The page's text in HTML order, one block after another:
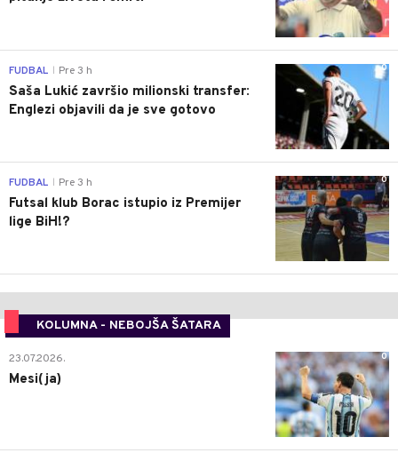
0
FUDBAL Pre 3 h
Saša Lukić završio milionski transfer:
Englezi objavili da je sve gotovo
0
FUDBAL Pre 3 h
Futsal klub Borac istupio iz Premijer
lige BiH!?
KOLUMNA - NEBOJŠA ŠATARA
0
23.07.2026.
Mesi(ja)